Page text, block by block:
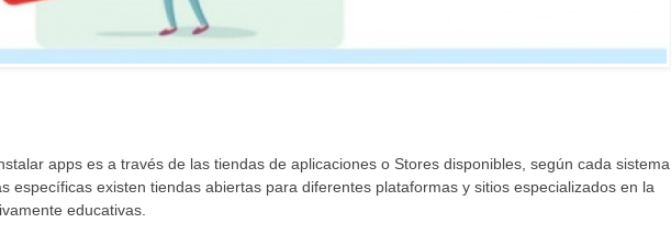
apps es a través de las tiendas de aplicaciones o Stores disponibles, según cada sistema
específicas existen tiendas abiertas para diferentes plataformas y sitios especializados en la
educativas.